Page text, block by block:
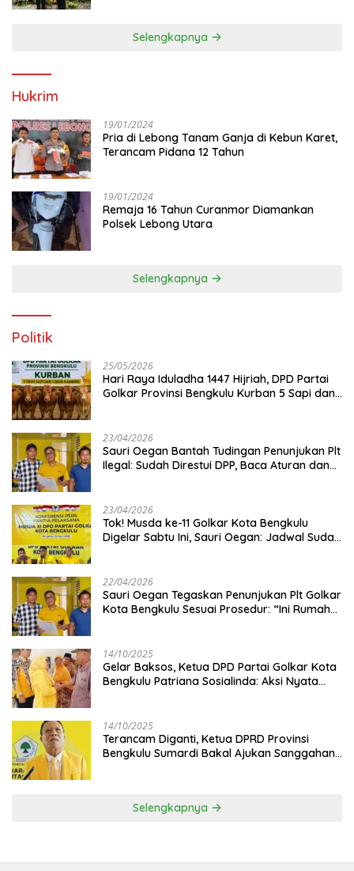
Selengkapnya
Hukrim
19/01/2024
Pria di Lebong Tanam Ganja di Kebun Karet,
Terancam Pidana 12 Tahun
19/01/2024
Remaja 16 Tahun Curanmor Diamankan
Polsek Lebong Utara
Selengkapnya
Politik
25/05/2026
Hari Raya Iduladha 1447 Hijriah, DPD Partai
Golkar Provinsi Bengkulu Kurban 5 Sapi dan 1
23/04/2026
Sauri Oegan Bantah Tudingan Penunjukan Plt
Ilegal: Sudah Direstui DPP, Baca Aturan dan
23/04/2026
‎Tok! Musda ke-11 Golkar Kota Bengkulu
Digelar Sabtu Ini, Sauri Oegan: Jadwal Sudah
22/04/2026
Sauri Oegan Tegaskan Penunjukan Plt Golkar
Kota Bengkulu Sesuai Prosedur: “Ini Rumah
14/10/2025
‎Gelar Baksos, Ketua DPD Partai Golkar Kota
Bengkulu Patriana Sosialinda: Aksi Nyata
14/10/2025
Terancam Diganti, Ketua DPRD Provinsi
Bengkulu Sumardi Bakal Ajukan Sanggahan
Selengkapnya